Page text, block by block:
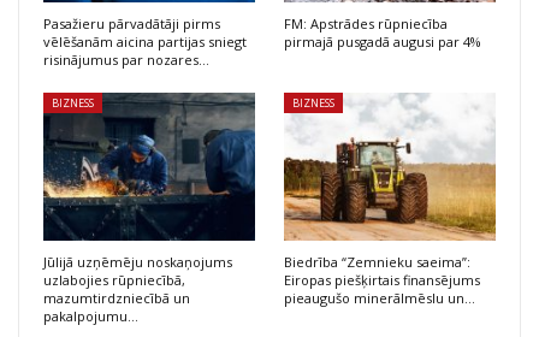
Pasažieru pārvadātāji pirms
vēlēšanām aicina partijas sniegt
risinājumus par nozares…
FM: Apstrādes rūpniecība
pirmajā pusgadā augusi par 4%
BIZNESS
Jūlijā uzņēmēju noskaņojums
uzlabojies rūpniecībā,
mazumtirdzniecībā un
pakalpojumu…
BIZNESS
Biedrība “Zemnieku saeima”:
Eiropas piešķirtais finansējums
pieaugušo minerālmēslu un…